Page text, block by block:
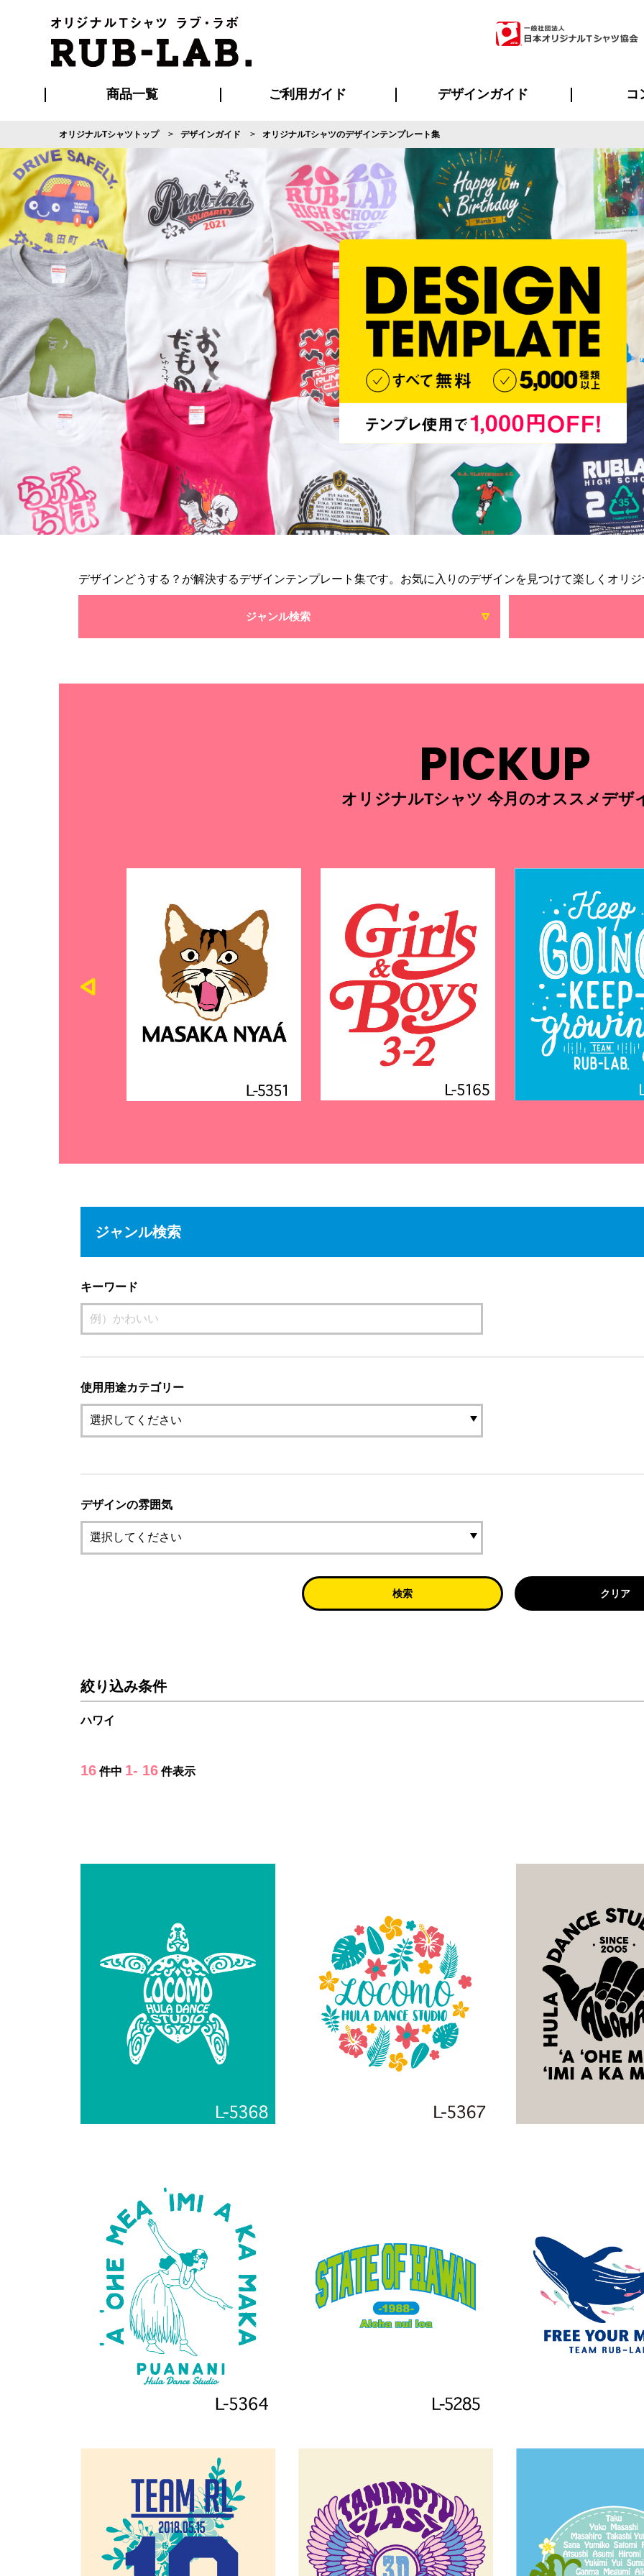
商品一覧
Tシャツ ポロシャツ パーカー・スウェット
ブルゾン・コート セットアップ・ジャージ ツナギ スポー
ハッピ キャップ・バンダナ グッズ全般 の
ご利用ガイド
ご利用ガイド
はじめての方へ
再注文の方へ
お支払い方法について
割引まとめページ
発送・特急サービスについて
版の保管期限について
マイページ会員のメリット
よくあるご質問
デザインガイド
デザイン入稿について
デザイン料について
デザインテンプレート集
デザインシミュレーター
書体一覧（フォント集）
プリント・加工一覧
コ
オリジナルTシャツトップ デザインガイド オリジナルTシャツのデザインテンプレート集
デザインどうする？が解決するデザインテンプレート集です。お気に入りのデザインを見つけて楽しくオリ
ジャンル検索
PICKUP
オリジナルTシャツ 今月のオススメデザ
ジャンル検索
キーワード
使用用途カテゴリー
デザインの雰囲気
検索 クリア
絞り込み条件
ハワイ
16 件中 1- 16 件表示